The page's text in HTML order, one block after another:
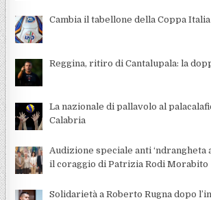
Cambia il tabellone della Coppa
Reggina, ritiro di Cantalupala: la
La nazionale di pallavolo al
Calabria
Audizione speciale anti ‘ndrangheta
il coraggio di Patrizia Rodi Morabito
Solidarietà a Roberto Rugna dopo